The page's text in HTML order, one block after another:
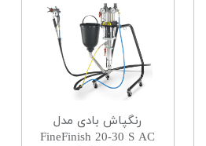
رنگپاش بادی مدل
FineFinish 20-30 S AC